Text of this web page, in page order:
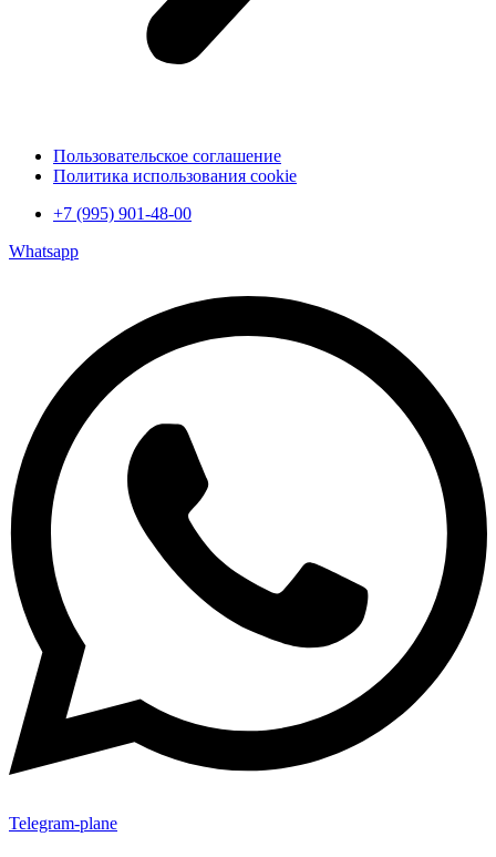
Пользовательское соглашение
Политика использования cookie
+7 (995) 901-48-00
Whatsapp
Telegram-plane